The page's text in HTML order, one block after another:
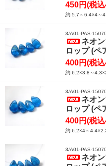
450円(税
約 5.7～6.4×4～
3/A01-PAS-
ネオ
ロップ (ペ
400円(税
約 6.2×3.8～
3/A01-PAS-
ネオ
ロップ (ペ
400円(税
約 6.2×4～
3/A01-PAS-
ネオ